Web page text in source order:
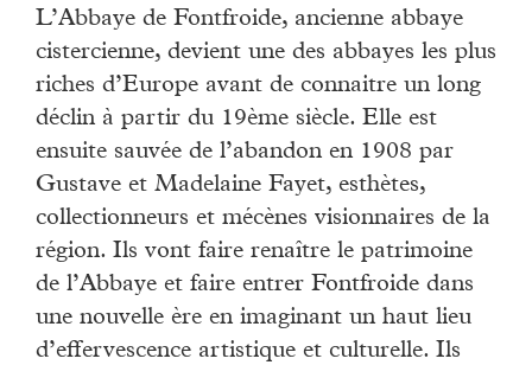
L’Abbaye de Fontfroide, ancienne abbaye
cistercienne, devient une des abbayes les plus
riches d’Europe avant de connaitre un long
déclin à partir du 19ème siècle. Elle est
ensuite sauvée de l’abandon en 1908 par
Gustave et Madelaine Fayet, esthètes,
collectionneurs et mécènes visionnaires de la
région. Ils vont faire renaître le patrimoine
de l’Abbaye et faire entrer Fontfroide dans
une nouvelle ère en imaginant un haut lieu
d’effervescence artistique et culturelle. Ils